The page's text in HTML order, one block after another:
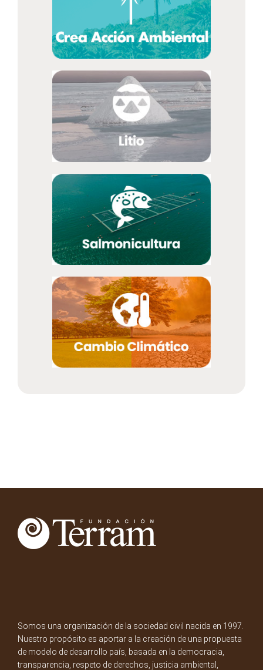
Somos una organización de la sociedad civil nacida en 1997.
Nuestro propósito es aportar a la creación de una propuesta
de modelo de desarrollo país, basada en la democracia,
transparencia, respeto de derechos, justicia ambiental,